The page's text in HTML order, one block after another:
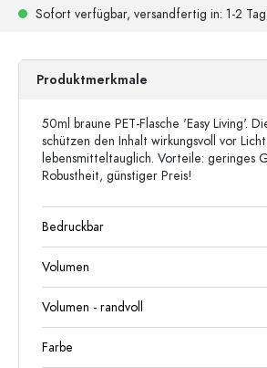
Sofort verfügbar, versandfertig in: 1-2
Produktmerkmale
50ml braune PET-Flasche 'Easy Living'.
schützen den Inhalt wirkungsvoll vor
lebensmitteltauglich. Vorteile: geringes
Robustheit, günstiger Preis!
Bedruckbar
Volumen
Volumen - randvoll
Farbe